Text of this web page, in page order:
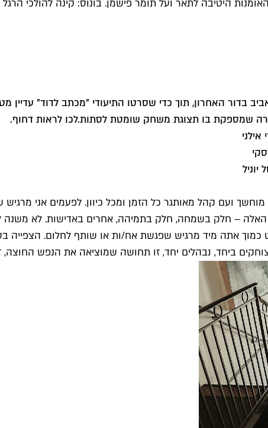
היטיבה לתאר ועל תומר פישמן. בונוס: קינה להולכי הרגל
בדור האחרון, תוך כדי שסרטו התיעודי "מכתב לדוד" עדיין
שמספקת בו תצוגת משחק שומטת לסתות.לכו לראות דחוף.
ועם קהל מאותגר כל הזמן ומכל כיוון. לפעמים אני
האלה – חלק בשמחה, חלק בתמיהה, אחרים באדישות. לא משנה
אתה מיד מרגיש שפגשת אח/ות או שותף לחלום. הצפייה
ביחד, נבהלים יחד, זו תחושה שמוציאה את הנפש החוצה,